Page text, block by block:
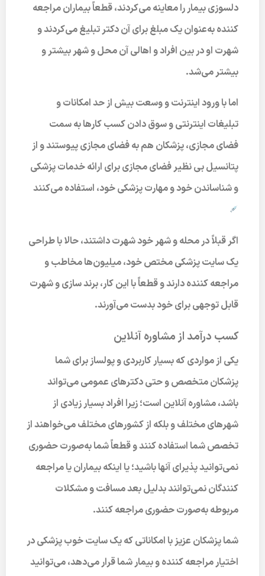
دلسوزی بیمار را معاینه می‌کردند، قطعاً بیماران مراجعه
کننده به‌عنوان یک مبلغ برای آن دکتر تبلیغ می‌کردند و
شهرت او در بین افراد و اهالی آن محل و شهر بیشتر و
بیشتر می‌شد.
اما با ورود اینترنت و وسعت بیش از حد امکانات و
تبلیغات اینترنتی و سوق دادن کسب کارها به سمت
فضای مجازی، پزشکان هم به فضای مجازی پیوستند و از
پتانسیل بی نظیر فضای مجازی برای ارائه خدمات پزشکی
و شناساندن خود و مهارت پزشکی خود، استفاده می‌کنند
اگر قبلاً در محله و شهر خود شهرت داشتند، حالا با طراحی
یک سایت پزشکی مختص خود، میلیون‌ها مخاطب و
مراجعه کننده دارند و قطعاً با این کار، برند سازی و شهرت
قابل توجهی برای خود بدست می‌آورند.
کسب درآمد از مشاوره آنلاین
یکی از مواردی که بسیار کاربردی و پولساز برای شما
پزشکان متخصص و حتی دکترهای عمومی می‌تواند
باشد، مشاوره آنلاین است؛ زیرا افراد بسیار زیادی از
شهرهای مختلف و بلکه از کشورهای مختلف می‌خواهند از
تخصص شما استفاده کنند و قطعاً شما به‌صورت حضوری
نمی‌توانید پذیرای آنها باشید؛ یا اینکه بیماران یا مراجعه
کنندگان نمی‌توانند بدلیل بعد مسافت و مشکلات
مربوطه به‌صورت حضوری مراجعه کنند.
شما پزشکان عزیز با امکاناتی که یک سایت خوب پزشکی در
اختیار مراجعه کننده و بیمار شما قرار می‌دهد، می‌توانید